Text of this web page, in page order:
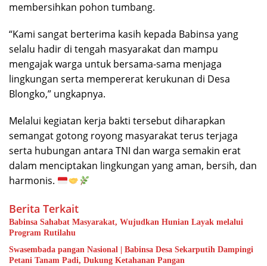
membersihkan pohon tumbang.
“Kami sangat berterima kasih kepada Babinsa yang
selalu hadir di tengah masyarakat dan mampu
mengajak warga untuk bersama-sama menjaga
lingkungan serta mempererat kerukunan di Desa
Blongko,” ungkapnya.
Melalui kegiatan kerja bakti tersebut diharapkan
semangat gotong royong masyarakat terus terjaga
serta hubungan antara TNI dan warga semakin erat
dalam menciptakan lingkungan yang aman, bersih, dan
harmonis.
Berita Terkait
Babinsa Sahabat Masyarakat, Wujudkan Hunian Layak melalui
Program Rutilahu
Swasembada pangan Nasional | Babinsa Desa Sekarputih Dampingi
Petani Tanam Padi, Dukung Ketahanan Pangan